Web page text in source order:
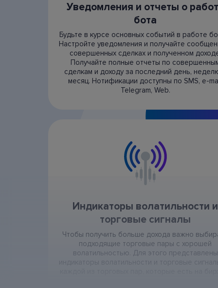
Уведомления и отчеты о
бота
Будьте в курсе основных событий в работе
Настройте уведомления и получайте
совершенных сделках и полученном
Получайте полные отчеты по
сделкам и доходу за последний день,
месяц. Нотификации доступны по SMS, e-
Telegram, Web.
Индикаторы волатильности и
торговые сигналы
Чтобы получить больше дохода важно
подходящие торговые пары с хорошей
волатильностью. Для этого представлены